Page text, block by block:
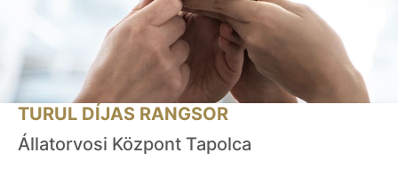
TURUL DÍJAS RANGSOR
Állatorvosi Központ Tapolca